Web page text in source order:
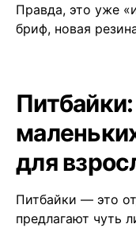
Правда, это уже
бриф, новая
для
Питбайки — это
предлагают чуть